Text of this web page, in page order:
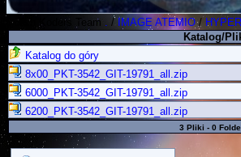
Polish Koders Team /IMAGE ATEMIO/
Katalog/
Katalog do góry
8x00_PKT-3542_GIT-19791_all.zip
6000_PKT-3542_GIT-19791_all.zip
6200_PKT-3542_GIT-19791_all.zip
3 Pliki - 0